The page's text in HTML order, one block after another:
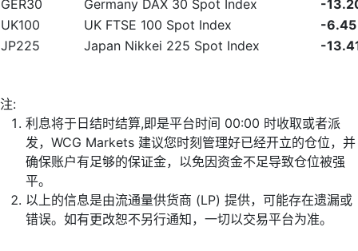
GER30
Germany DAX 30 Spot Index
-
UK100
UK FTSE 100 Spot Index
-6.45
JP225
Japan Nikkei 225 Spot Index -
注:
利息将于日结时结算,即是平台时间 00:00 时收取或者派
发，WCG Markets 建议您时刻管理好已经开立的仓位，并
确保账户有足够的保证金，以免因资金不足导致仓位被强
平。
以上的信息是由流通量供货商 (LP) 提供，可能存在遗漏或
错误。如有更改恕不另行通知，一切以交易平台为准。